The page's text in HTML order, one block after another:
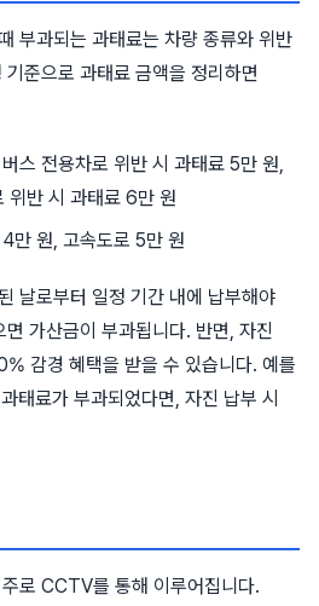
부과되는 과태료는 차량 종류와 위반
준으로 과태료 금액을 정리하면
스 전용차로 위반 시 과태료 5만 원,
위반 시 과태료 6만 원
만 원, 고속도로 5만 원
날로부터 일정 기간 내에 납부해야
가산금이 부과됩니다. 반면, 자진
감경 혜택을 받을 수 있습니다. 예를
태료가 부과되었다면, 자진 납부 시
로 CCTV를 통해 이루어집니다.